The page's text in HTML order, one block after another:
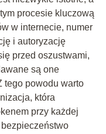
procesie kluczową
w internecie, numer
i autoryzację
przed oszustwami,
są one
tego powodu warto
która
przy każdej